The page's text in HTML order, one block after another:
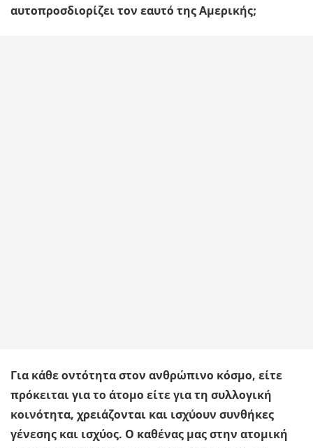
αυτοπροσδιορίζει τον εαυτό της Αμερικής;
Για κάθε οντότητα στον ανθρώπινο κόσμο, είτε
πρόκειται για το άτομο είτε για τη συλλογική
κοινότητα, χρειάζονται και ισχύουν συνθήκες
γένεσης και ισχύος. Ο καθένας μας στην ατομική